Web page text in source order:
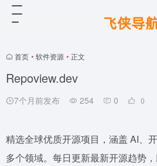
首页 • 软件资源 • 正文
Repoview.dev
7个月前发布 254 0 0
精选全球优质开源项目，涵盖 AI、
多个领域。每日更新最新开源趋势